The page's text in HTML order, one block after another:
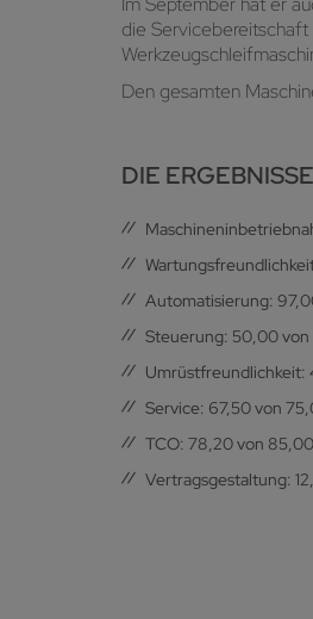
die
Den gesamten
DIE
Automatisierung:
Steuerung: 50,00
Service: 67,50 von
TCO: 78,20 von
Vertragsgestaltung: